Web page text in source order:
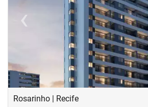
‹Previous
Rosarinho | Recife